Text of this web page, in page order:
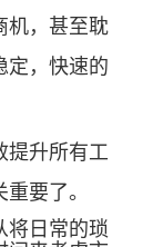
机，甚至耽
定，快速的
提升所有工
要了。
将日常的琐